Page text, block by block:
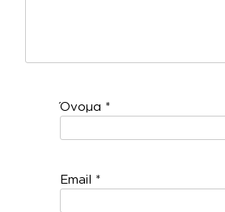
Όνομα *
Email *